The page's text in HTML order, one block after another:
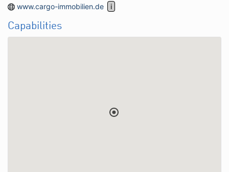
www.cargo-immobilien.de
Capabilities